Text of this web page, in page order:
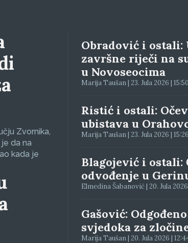
Zvornika,
da na
kada je
Obradović i ostali:
završne riječi na
u Novoseocima
Marija Taušan | 23. Jula 2026 | 15:50
Ristić i ostali:
ubistava u
Marija Taušan | 23. Jula 2026 | 15:26
Blagojević i ostali:
odvođenje u
Elmedina Šabanović | 20. Jula 2026
Gašović:
svjedoka za
Marija Taušan | 20. Jula 2026 |